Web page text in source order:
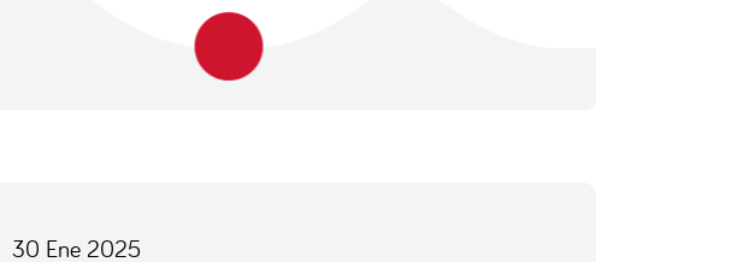
30 Ene 2025